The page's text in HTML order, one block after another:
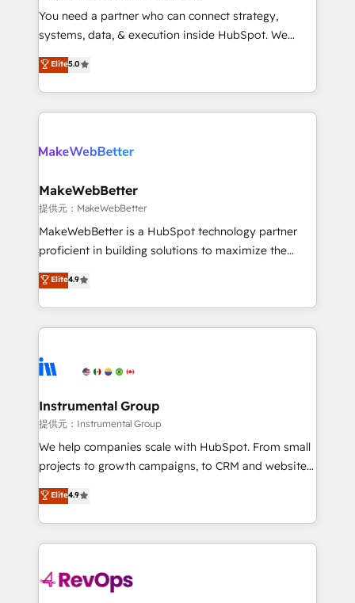
customer lifecycle through seamless integrations,
ensure long-term adoption with change-
and service to drive sustainable growth With 6 key
HubSpot accreditations and experience across
You need a partner who can connect strategy,
systems, data, & execution inside HubSpot. We
bridge the gap where most agencies fall short by
combining GTM strategy with technical execution to
solve the right problem with the right solution. As the
only firm in the world to hold Elite Partner
clients gain a unique advantage in CRM architecture,
market execution. Why B2B Businesses Choose RP: -
Secure: Soc2 compliant 🛡️ - Pricing: Implementations
starting at $1,5k 💵 - Speed: Launch in 14 days ⚡ -
Global: 75+ RPers across five continents 🌐 - Scale:
HubSpot Partner 🪴 - Sales Hub: More
implementations than any other Partner 💻 -
agency for an Ops problem. Don't hire a technical
agency for a growth problem. Hire a partner built to
Elite5.0
MakeWebBetter
提供元：MakeWebBetter
MakeWebBetter is a HubSpot technology partner
proficient in building solutions to maximize the
operational efficiency of HubSpot. The fastest-
growing tech-enabler & facilitator, MakeWebBetter,
hands you the blend of HubSpot expertise &
eminent solutions & integrations. Trust us to
Elite Partners with 10+ years of HubSpot experience
Premier Partner 2023 🌟5 HubSpot Accreditations 🌟
Won HubSpot Theme Challenge 2021 🌟INBOUND’19
HubSpot Rising Star Why us? Harnessing the full
potential of the powerful HubSpot CRM. ✔️A team of
HubSpot experience ✔️Flexible pricing models —
Hourly-fee (assigned one Dedicated HubSpot
requirement). ✔️Helped over 25,000+ customers so
far with our HubSpot solutions. ✔️Bespoke apps &
Elite4.9
Instrumental Group
提供元：Instrumental Group
We help companies scale with HubSpot. From small
projects to growth campaigns, to CRM and websites.
Hire an agency that's experienced in every inch of
HubSpot and willing to work hand-in-hand with your
team to simplify the complex and build a better
experience for your team and customers.
Elite4.9